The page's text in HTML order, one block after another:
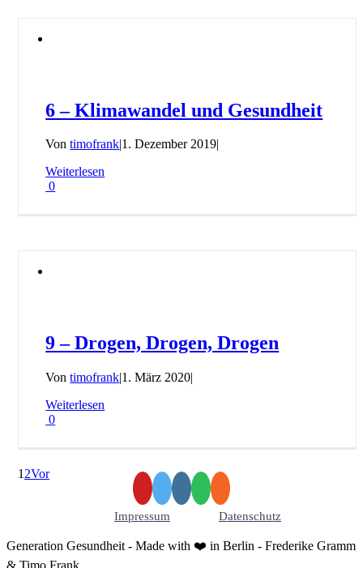
6 – Klimawandel und Gesundheit
Vontimofrank 1. Dezember 2019
Weiterlesen
0
9 – Drogen, Drogen, Drogen
Vontimofrank|1. März 2020|
Weiterlesen
0
1 2Vor
Impressum Datenschutz
Generation Gesundheit - Made with ❤️ in Berlin - Frederike Gramm